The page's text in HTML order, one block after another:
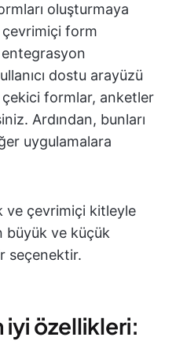
oluşturmaya
form
entegrasyon
dostu arayüzü
çekici formlar, anketler
Ardından, bunları
uygulamalara
ve çevrimiçi kitleyle
büyük ve küçük
seçenektir.
özellikleri: